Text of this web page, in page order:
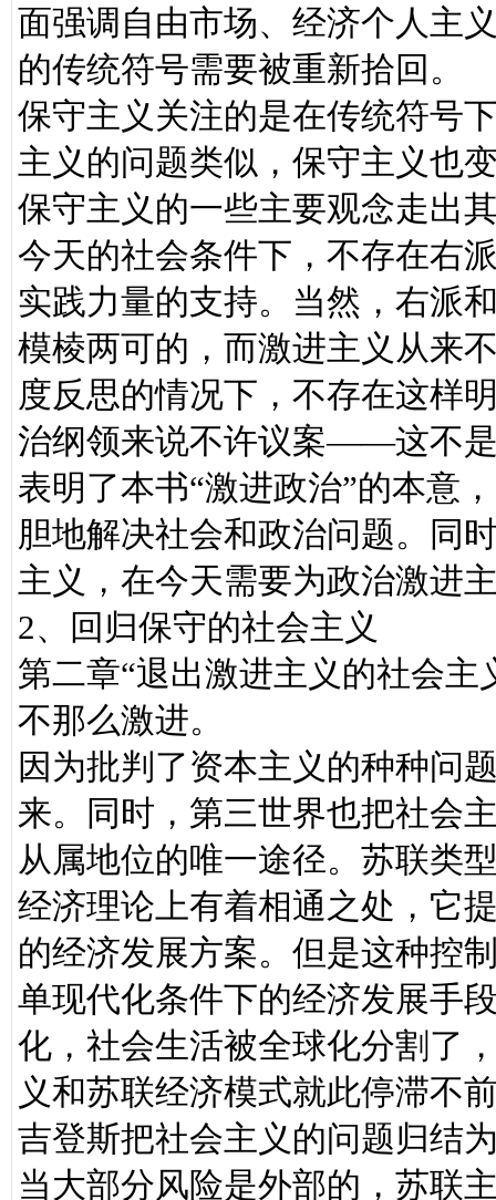
面强调自由市场、经济个人主
的传统符号需要被重新拾回。
保守主义关注的是在传统符号
主义的问题类似，保守主义也
保守主义的一些主要观念走出
今天的社会条件下，不存在右
实践力量的支持。当然，右派
模棱两可的，而激进主义从来
度反思的情况下，不存在这样
治纲领来说不许议案——这不
表明了本书“激进政治”的本意
胆地解决社会和政治问题。同
主义，在今天需要为政治激进
2、回归保守的社会主义
第二章“退出激进主义的社会
不那么激进。
因为批判了资本主义的种种问
来。同时，第三世界也把社会
从属地位的唯一途径。苏联类
经济理论上有着相通之处，它
的经济发展方案。但是这种控
单现代化条件下的经济发展手
化，社会生活被全球化分割了
义和苏联经济模式就此停滞不
吉登斯把社会主义的问题归结
当大部分风险是外部的，苏联